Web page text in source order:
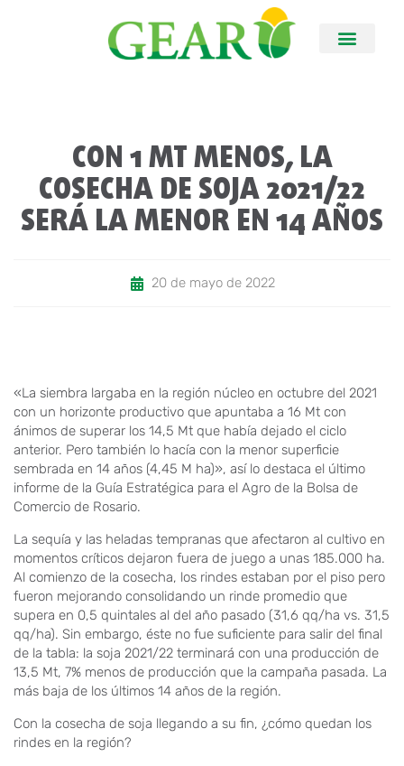
CON 1 MT MENOS, LA
COSECHA DE SOJA 2021/22
SERÁ LA MENOR EN 14 AÑOS
20 de mayo de 2022
«La siembra largaba en la región núcleo en octubre del 2021
con un horizonte productivo que apuntaba a 16 Mt con
ánimos de superar los 14,5 Mt que había dejado el ciclo
anterior. Pero también lo hacía con la menor superficie
sembrada en 14 años (4,45 M ha)», así lo destaca el último
informe de la Guía Estratégica para el Agro de la Bolsa de
Comercio de Rosario.
La sequía y las heladas tempranas que afectaron al cultivo en
momentos críticos dejaron fuera de juego a unas 185.000 ha.
Al comienzo de la cosecha, los rindes estaban por el piso pero
fueron mejorando consolidando un rinde promedio que
supera en 0,5 quintales al del año pasado (31,6 qq/ha vs. 31,5
qq/ha). Sin embargo, éste no fue suficiente para salir del final
de la tabla: la soja 2021/22 terminará con una producción de
13,5 Mt, 7% menos de producción que la campaña pasada. La
más baja de los últimos 14 años de la región.
Con la cosecha de soja llegando a su fin, ¿cómo quedan los
rindes en la región?